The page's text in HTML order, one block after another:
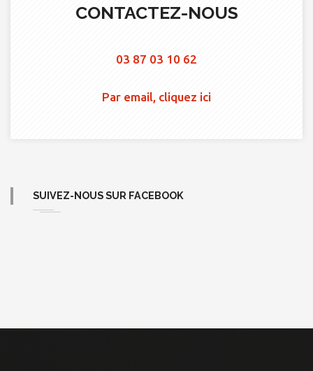
CONTACTEZ-NOUS
03 87 03 10 62
Par email, cliquez ici
SUIVEZ-NOUS SUR FACEBOOK